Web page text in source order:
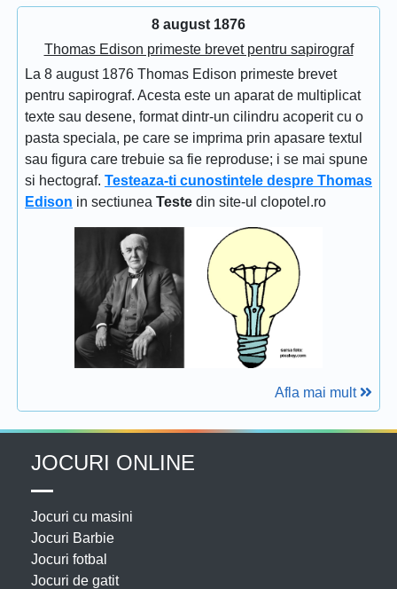
8 august 1876
Thomas Edison primeste brevet pentru sapirograf
La 8 august 1876 Thomas Edison primeste brevet
pentru sapirograf. Acesta este un aparat de multiplicat
texte sau desene, format dintr-un cilindru acoperit cu o
pasta speciala, pe care se imprima prin apasare textul
sau figura care trebuie sa fie reproduse; i se mai spune
si hectograf. Testeaza-ti cunostintele despre Thomas
Edison in sectiunea Teste din site-ul clopotel.ro
Afla mai mult
JOCURI ONLINE
Jocuri cu masini
Jocuri Barbie
Jocuri fotbal
Jocuri de gatit